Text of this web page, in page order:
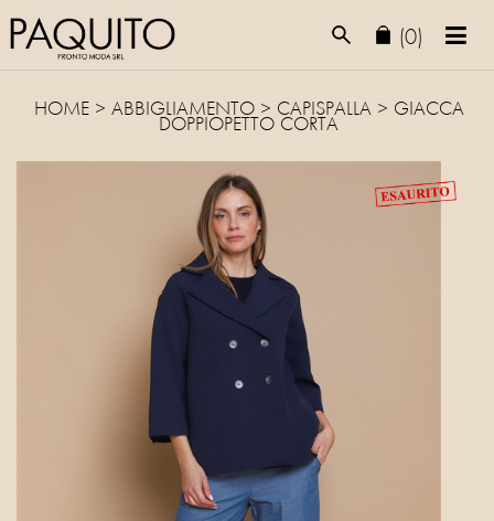
(0)
HOME > ABBIGLIAMENTO> CAPISPALLA> GIACCA
DOPPIOPETTO CORTA